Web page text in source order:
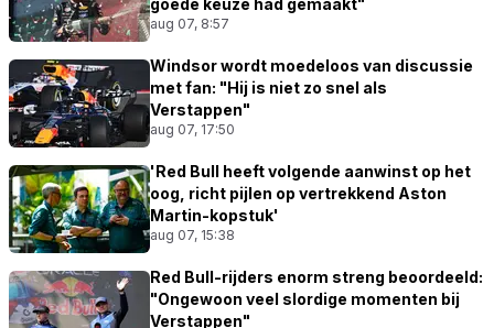
goede keuze had gemaakt"
aug 07, 8:57
Windsor wordt moedeloos van discussie
met fan: "Hij is niet zo snel als
Verstappen"
aug 07, 17:50
'Red Bull heeft volgende aanwinst op het
oog, richt pijlen op vertrekkend Aston
Martin-kopstuk'
aug 07, 15:38
Red Bull-rijders enorm streng beoordeeld:
"Ongewoon veel slordige momenten bij
Verstappen"